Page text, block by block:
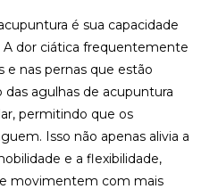
é sua capacidade
A dor ciática frequentemente
e nas pernas que estão
das agulhas de acupuntura
permitindo que os
Isso não apenas alivia a
e a flexibilidade,
movimentem com mais